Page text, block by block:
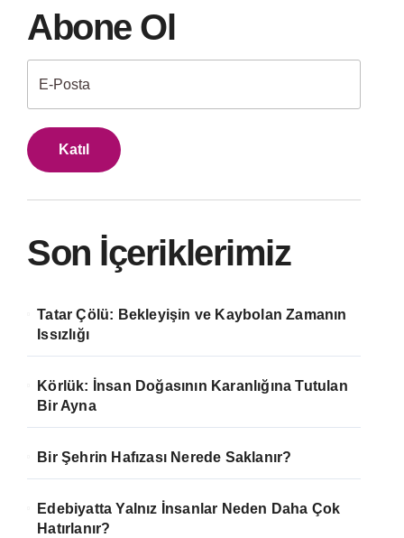
Abone Ol
Katıl
Son İçeriklerimiz
Tatar Çölü: Bekleyişin ve Kaybolan Zamanın
Issızlığı
Körlük: İnsan Doğasının Karanlığına Tutulan
Bir Ayna
Bir Şehrin Hafızası Nerede Saklanır?
Edebiyatta Yalnız İnsanlar Neden Daha Çok
Hatırlanır?